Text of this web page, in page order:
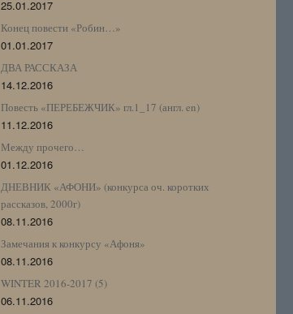
25.01.2017
Конец повести «Робин…»
01.01.2017
ДВА РАССКАЗА
14.12.2016
Повесть «ПЕРЕБЕЖЧИК» гл.1_17 (англ. en)
11.12.2016
Между прочего…
01.12.2016
ДНЕВНИК «АФОНИ» (конкурса оч. коротких
рассказов, 2000г)
08.11.2016
Замечания к конкурсу «Афоня»
08.11.2016
WINTER 2016-2017 (5)
06.11.2016